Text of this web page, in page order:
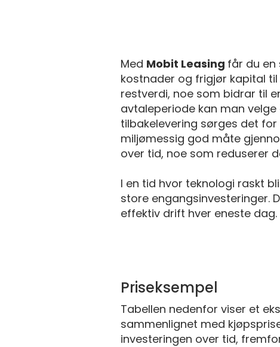
Med Mobit Leasing får du en
kostnader og frigjør kapital
restverdi, noe som bidrar til
avtaleperiode kan man
tilbakelevering sørges det
miljømessig god måte
over tid, noe som reduserer
I en tid hvor teknologi raskt
store engangsinvesteringer.
effektiv drift hver eneste dag.
Priseksempel
Tabellen nedenfor viser et
sammenlignet med
investeringen over tid,